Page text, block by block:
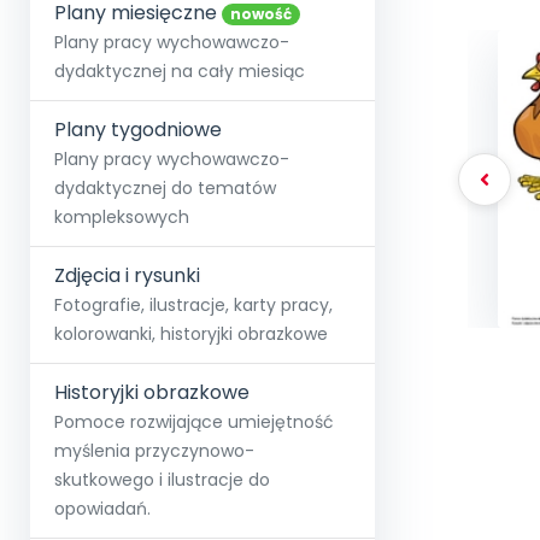
Społeczność
+48 12 631 04 10
kontakt@blizejprzedszkola.pl
O miesięczniku
Strona główna
Strefy,
O Akademii
Akademia
Poznaj pakiet MAX
Testuj przez 7 dni
E-
∞Pakiet
Pełen
Wszystkie projekty
Skontaktuj się
Dodaj wpis
Plany miesięczne nowość
Plany pracy wychowawczo-
dydaktycznej na cały miesiąc
Plany tygodniowe
Plany pracy wychowawczo-
dydaktycznej do tematów
kompleksowych
Zdjęcia i rysunki
Fotografie, ilustracje, karty pracy,
kolorowanki, historyjki obrazkowe
Historyjki obrazkowe
Pomoce rozwijające umiejętność
myślenia przyczynowo-
skutkowego i ilustracje do
opowiadań.